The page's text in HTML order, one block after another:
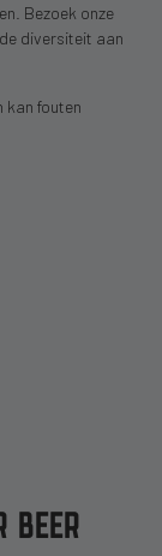
Bezoek onze
diversiteit aan
kan fouten
BEER